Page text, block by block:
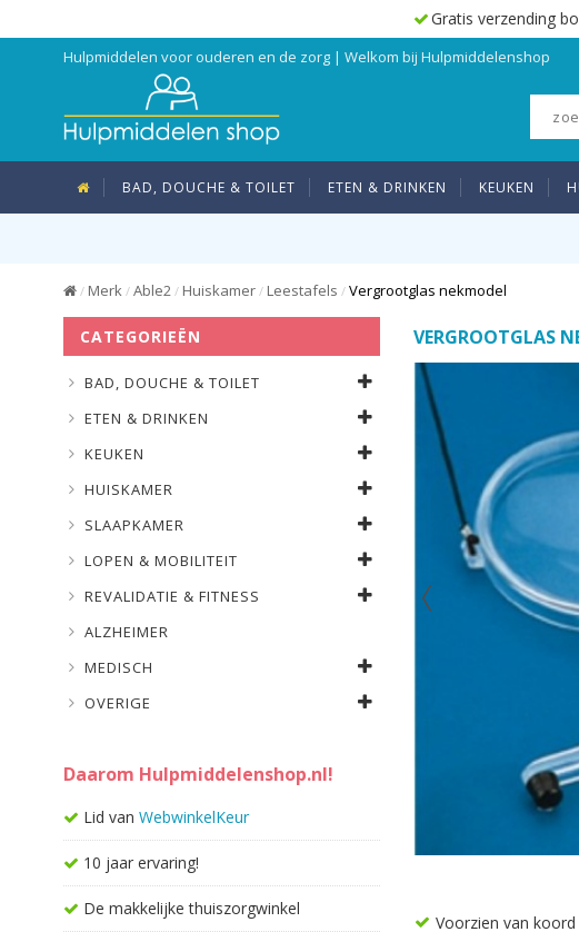
Gratis verzending
Hulpmiddelen voor ouderen en de zorg | Welkom bij Hulpmiddelenshop
BAD, DOUCHE & TOILET ETEN & DRINKEN KEUKEN
/ Merk / Able2 / Huiskamer / Leestafels / Vergrootglas nekmodel
VERGROOTGLAS
Voorzien van koord
CATEGORIEËN
BAD, DOUCHE & TOILET
ETEN & DRINKEN
KEUKEN
HUISKAMER
SLAAPKAMER
LOPEN & MOBILITEIT
REVALIDATIE & FITNESS
ALZHEIMER
MEDISCH
OVERIGE
Daarom Hulpmiddelenshop.nl!
Lid vanWebwinkelKeur
10 jaar ervaring!
De makkelijke thuiszorgwinkel